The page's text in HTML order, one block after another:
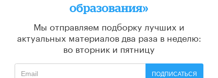
образования»
Мы отправляем подборку лучших и
актуальных материалов два раза в неделю:
во вторник и пятницу
ПОДПИСАТЬСЯ